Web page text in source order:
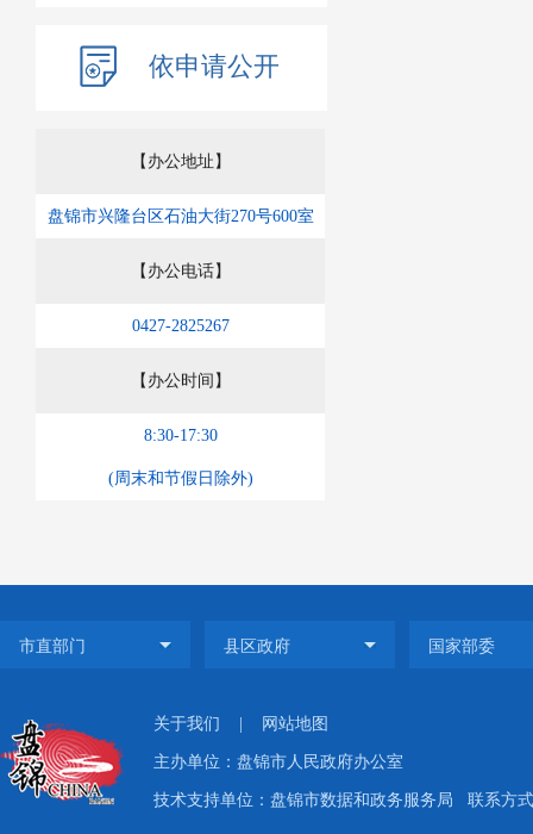
依申请公开
【办公地址】
盘锦市兴隆台区石油大街270号600室
【办公电话】
0427-2825267
【办公时间】
8:30-17:30
(周末和节假日除外)
关于我们 网站地图
主办单位：盘锦市人民政府办公室
技术支持单位：盘锦市数据和政务服务局 联系方